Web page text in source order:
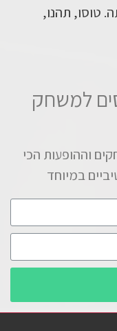
טוסו, תהנו,
למשחק
וההופעות הכי
במיוחד